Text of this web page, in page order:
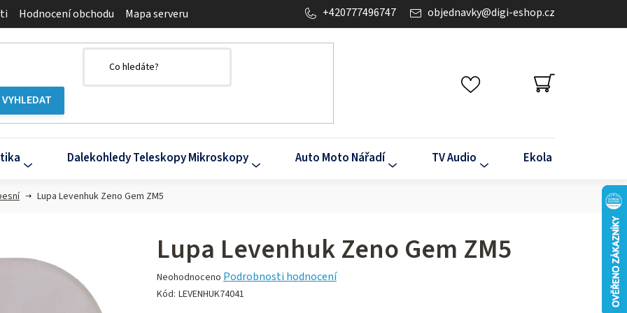
Hodnocení obchodu Mapa serveru objednavky@digi-eshop.cz
+420777496747
NÁKUPNÍ
KOŠÍK
Dalekohledy Teleskopy Mikroskopy Auto Moto Nářadí TV Audio Ekola
Lupa Levenhuk Zeno Gem ZM5
Lupa Levenhuk Zeno Gem ZM5
Průměrné
hodnocení
Neohodnoceno Podrobnosti hodnocení
Kód: LEVENHUK74041